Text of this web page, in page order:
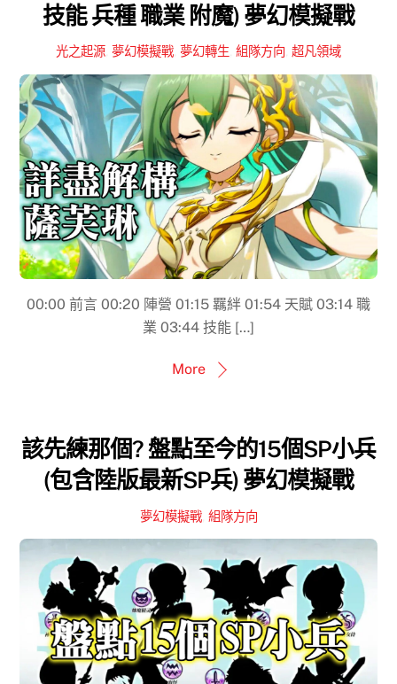
技能 兵種 職業 附魔) 夢幻模擬戰
光之起源 夢幻模擬戰 夢幻轉生 組隊方向 超凡領域
00:00​ 前言 00:20 陣營 01:15 羈絆 01:54 天賦 03:14 職
業 03:44 技能 […]
More
該先練那個? 盤點至今的15個SP小兵
(包含陸版最新SP兵) 夢幻模擬戰
夢幻模擬戰, 組隊方向